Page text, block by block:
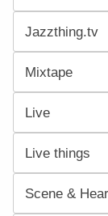
Jazzthing.tv
Mixtape
Live
Live things
Scene &